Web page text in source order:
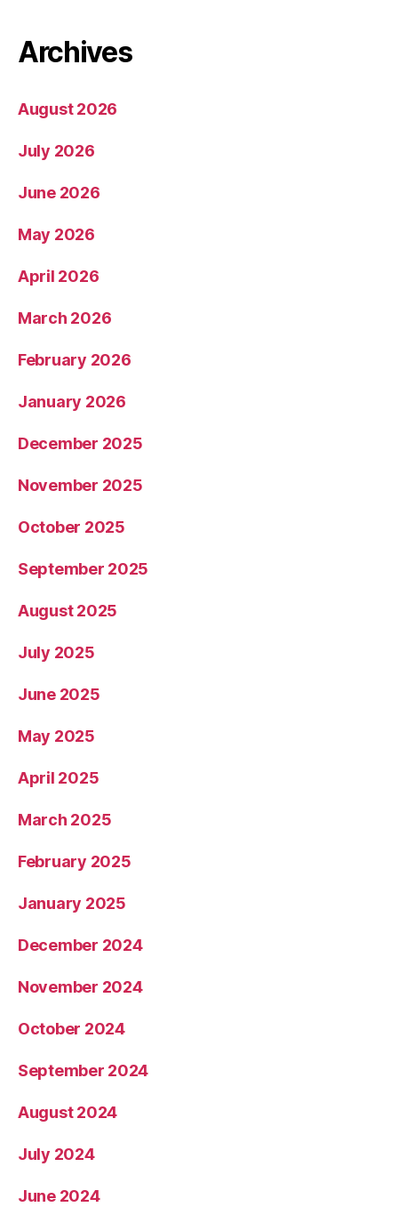
Archives
August 2026
July 2026
June 2026
May 2026
April 2026
March 2026
February 2026
January 2026
December 2025
November 2025
October 2025
September 2025
August 2025
July 2025
June 2025
May 2025
April 2025
March 2025
February 2025
January 2025
December 2024
November 2024
October 2024
September 2024
August 2024
July 2024
June 2024